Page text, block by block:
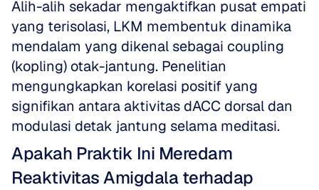
Alih-alih sekadar mengaktifkan pusat empati
yang terisolasi, LKM membentuk dinamika
mendalam yang dikenal sebagai coupling
(kopling) otak-jantung. Penelitian
mengungkapkan korelasi positif yang
signifikan antara aktivitas dACC dorsal dan
modulasi detak jantung selama meditasi.
Apakah Praktik Ini Meredam
Reaktivitas Amigdala terhadap